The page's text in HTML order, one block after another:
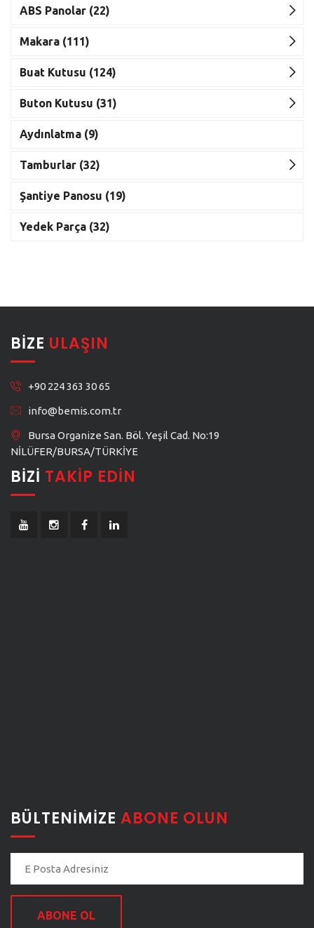
ABS Panolar (22)
Makara (111)
Buat Kutusu (124)
Buton Kutusu (31)
Aydınlatma (9)
Tamburlar (32)
Şantiye Panosu (19)
Yedek Parça (32)
BIZE ULAŞIN
+90 224 363 30 65
info@bemis.com.tr
Bursa Organize San. Böl. Yeşil Cad. No:19
NİLÜFER/BURSA/TÜRKİYE
BIZI TAKIP EDIN
BÜLTENIMIZE ABONE OLUN
ABONE OL